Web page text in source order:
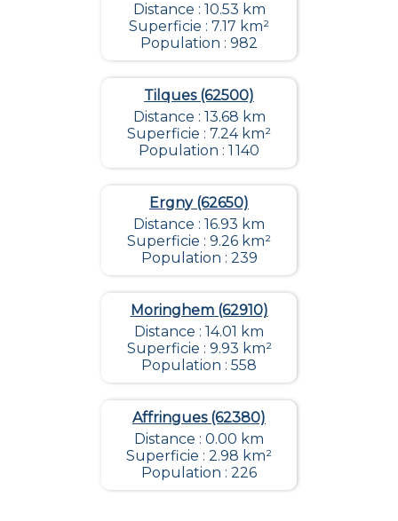
Distance : 10.53 km
Superficie : 7.17 km²
Population : 982
Tilques (62500)
Distance : 13.68 km
Superficie : 7.24 km²
Population : 1 140
Ergny (62650)
Distance : 16.93 km
Superficie : 9.26 km²
Population : 239
Moringhem (62910)
Distance : 14.01 km
Superficie : 9.93 km²
Population : 558
Affringues (62380)
Distance : 0.00 km
Superficie : 2.98 km²
Population : 226